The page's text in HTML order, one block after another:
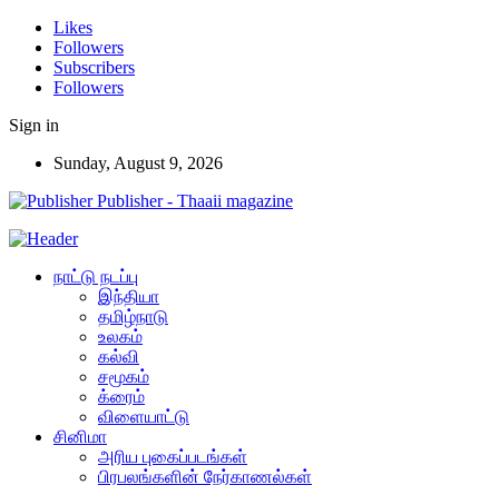
Likes
Followers
Subscribers
Followers
Sign in
Sunday, August 9, 2026
Publisher - Thaaii magazine
நாட்டு நடப்பு
இந்தியா
தமிழ்நாடு
உலகம்
கல்வி
சமூகம்
க்ரைம்
விளையாட்டு
சினிமா
அரிய புகைப்படங்கள்
பிரபலங்களின் நேர்காணல்கள்